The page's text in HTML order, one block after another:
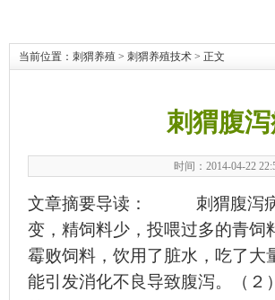
当前位置： 刺猬养殖 > 刺猬养殖技术 > 正文
刺猬腹
时间：2014-04-22
文章摘要导读： 刺猬腹泻病
变，精饲料少，投喂过多的青饲
霉败饲料，饮用了脏水，吃了大
能引发消化不良导致腹泻。（